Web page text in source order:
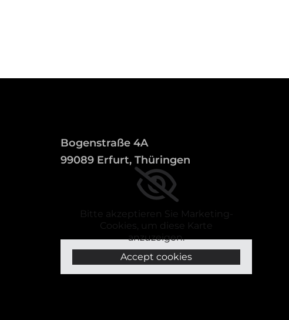
Bogenstraße 4A
99089 Erfurt, Thüringen
Bitte akzeptieren Sie Marketing-
Cookies, um diese Karte
anzuzeigen.
Accept cookies